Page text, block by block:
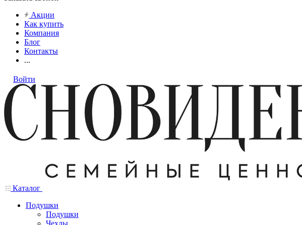
Акции
Как купить
Компания
Блог
Контакты
...
Войти
Каталог
Подушки
Подушки
Чехлы